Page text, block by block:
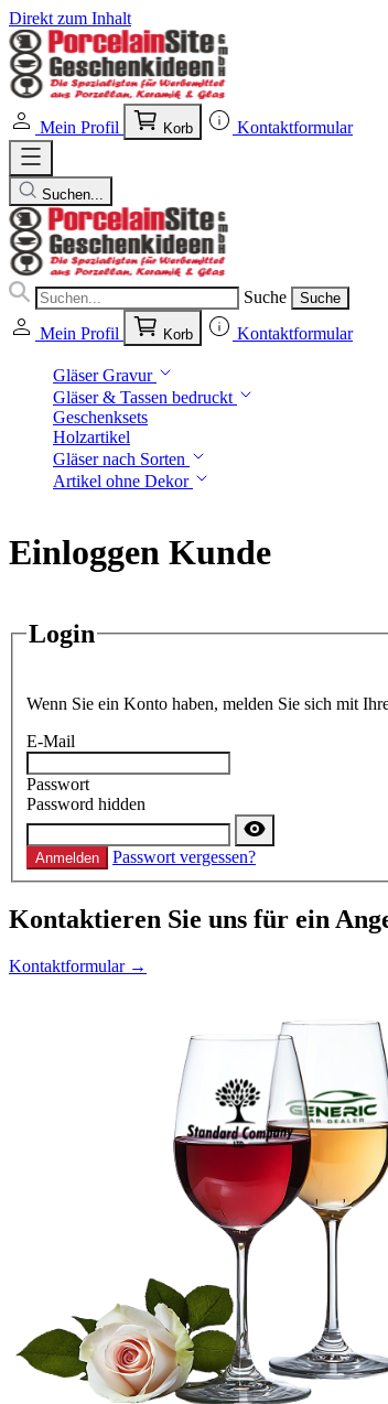
Direkt zum Inhalt
Mein Profil Korb Kontaktformular
Suchen...
Suche Suche
Mein Profil Korb Kontaktformular
Gläser Gravur
Gläser & Tassen bedruckt
Geschenksets
Holzartikel
Gläser nach Sorten
Artikel ohne Dekor
Einloggen Kunde
Login
Wenn Sie ein Konto haben, melden Sie sich mit
E-Mail
Passwort
Password hidden
Anmelden Passwort vergessen?
Kontaktieren Sie uns für ein
Kontaktformular →